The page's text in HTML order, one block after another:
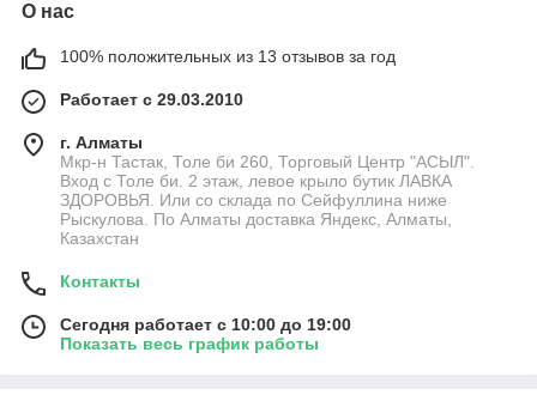
О нас
100% положительных из 13 отзывов за год
Работает с 29.03.2010
г. Алматы
Мкр-н Тастак, Толе би 260, Торговый Центр "АСЫЛ".
Вход с Толе би. 2 этаж, левое крыло бутик ЛАВКА
ЗДОРОВЬЯ. Или со склада по Сейфуллина ниже
Рыскулова. По Алматы доставка Яндекс, Алматы,
Казахстан
Контакты
Сегодня работает с 10:00 до 19:00
Показать весь график работы